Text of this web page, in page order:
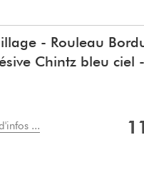
- Rouleau
Chintz bleu ciel
...